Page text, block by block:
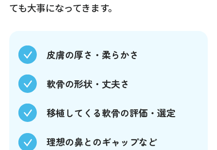
ても大事になってきます。
皮膚の厚さ・柔らかさ
軟骨の形状・丈夫さ
移植してくる軟骨の評価・選定
理想の鼻とのギャップなど